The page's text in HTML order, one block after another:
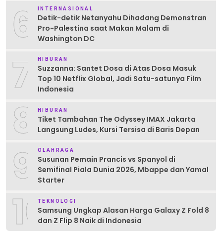
6 INTERNASIONAL
Detik-detik Netanyahu Dihadang Demonstran
Pro-Palestina saat Makan Malam di
Washington DC
7 HIBURAN
Suzzanna: Santet Dosa di Atas Dosa Masuk
Top 10 Netflix Global, Jadi Satu-satunya Film
Indonesia
8 HIBURAN
Tiket Tambahan The Odyssey IMAX Jakarta
Langsung Ludes, Kursi Tersisa di Baris Depan
9 OLAHRAGA
Susunan Pemain Prancis vs Spanyol di
Semifinal Piala Dunia 2026, Mbappe dan Yamal
Starter
10TEKNOLOGI
Samsung Ungkap Alasan Harga Galaxy Z Fold 8
dan Z Flip 8 Naik di Indonesia